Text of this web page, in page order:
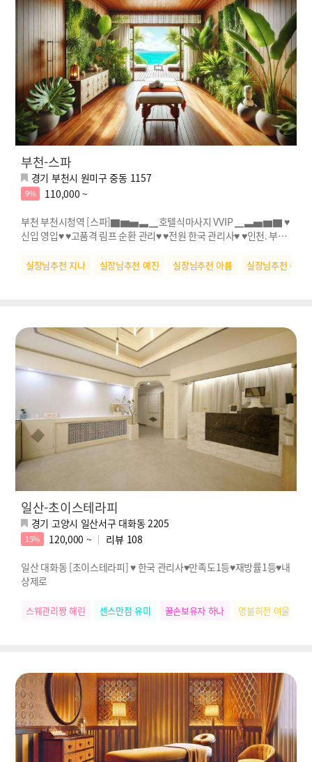
부천-스파
경기 부천시 원미구 중동 1157
9%
110,000 ~
부천 부천시청역 [스파]▇▆▅▃▁호텔식마사지 VVIP ▁▃▅▆▇ ♥
신입 영입♥ ♥고품격 림프 순환 관리♥ ♥전원 한국 관리사♥ ♥인천. 부천
실장님추천 지나 실장님추천 예진 실장님추천 아름 실장님추천 수연
일산-초이스테라피
경기 고양시 일산서구 대화동 2205
15% 120,000 ~ 리뷰 108
일산 대화동 [초이스테라피] ♥ 한국 관리사♥만족도1등♥재방률1등♥내
상제로
스웨관리짱 해린 센스만점 유미 꿀손보유자 하나 명불허전 여울